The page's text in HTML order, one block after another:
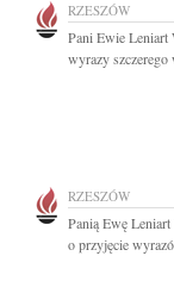
RZESZÓW
Pani Ewie Leniart
wyrazy szczerego
RZESZÓW
Panią Ewę
o przyjęcie